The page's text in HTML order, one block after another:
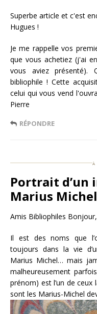
Superbe article et c'est
Hugues !
Je me rappelle vos
que vous achetiez (j'ai
vous aviez présenté).
bibliophile ! Cette
celui qui vous vend
Pierre
RÉPONDRE
Portrait d’un
Marius Michel
Amis Bibliophiles Bonjour,
Il est des noms que
toujours dans la vie
Marius Michel… mais
malheureusement
prénom) est l’un de
sont les Marius-Michel